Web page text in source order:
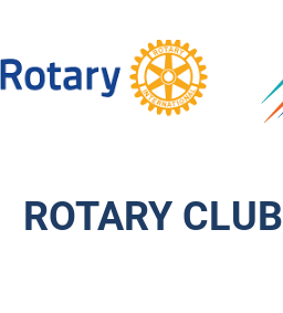
ROTARY CLUB